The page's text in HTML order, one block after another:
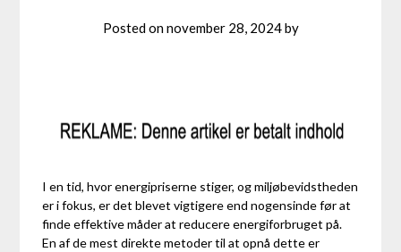
Posted onnovember 28, 2024by
I en tid, hvor energipriserne stiger, og miljøbevidstheden
er i fokus, er det blevet vigtigere end nogensinde før at
finde effektive måder at reducere energiforbruget på.
En af de mest direkte metoder til at opnå dette er